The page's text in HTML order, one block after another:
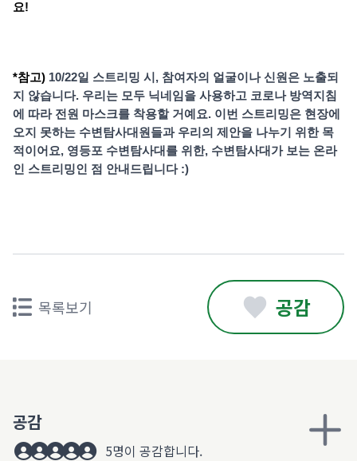
요!
*참고) 10/22일 스트리밍 시, 참여자의 얼굴이나 신원은 노출되
지 않습니다. 우리는 모두 닉네임을 사용하고 코로나 방역지침
에 따라 전원 마스크를 착용할 거예요. 이번 스트리밍은 현장에
오지 못하는 수변탐사대원들과 우리의 제안을 나누기 위한 목
적이어요, 영등포 수변탐사대를 위한, 수변탐사대가 보는 온라
인 스트리밍인 점 안내드립니다 :)
목록보기 공감
공감
5명이 공감합니다.